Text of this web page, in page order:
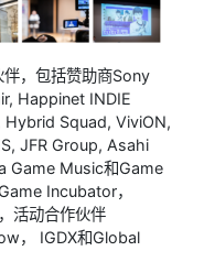
伴，包括赞助商Sony
Happinet INDIE
Squad, ViviON,
JFR Group, Asahi
Game Music和Game
Incubator，
活动合作伙伴
， IGDX和Global